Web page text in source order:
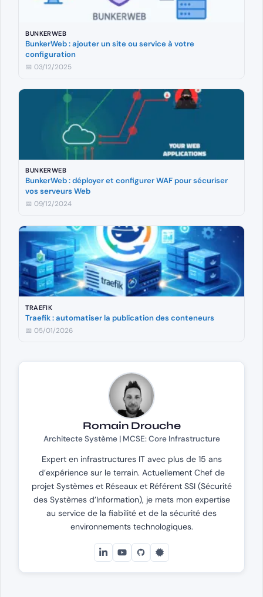
BUNKERWEB
BunkerWeb : ajouter un site ou service à votre
configuration
📅 03/12/2025
BUNKERWEB
BunkerWeb : déployer et configurer WAF pour sécuriser
vos serveurs Web
📅 09/12/2024
TRAEFIK
Traefik : automatiser la publication des conteneurs
📅 05/01/2026
Romain Drouche
Architecte Système | MCSE: Core Infrastructure
Expert en infrastructures IT avec plus de 15 ans
d’expérience sur le terrain. Actuellement Chef de
projet Systèmes et Réseaux et Référent SSI (Sécurité
des Systèmes d’Information), je mets mon expertise
au service de la fiabilité et de la sécurité des
environnements technologiques.